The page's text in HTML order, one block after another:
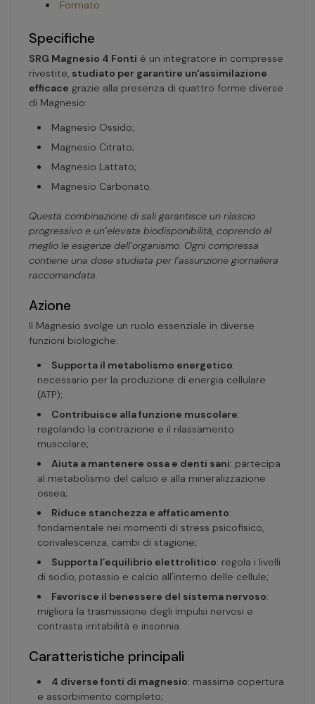
Formato
Specifiche
SRG Magnesio 4 Fonti è un integratore in compresse
rivestite, studiato per garantire un'assimilazione
efficace grazie alla presenza di quattro forme diverse
di Magnesio:
Magnesio Ossido;
Magnesio Citrato;
Magnesio Lattato;
Magnesio Carbonato.
Questa combinazione di sali garantisce un rilascio
progressivo e un’elevata biodisponibilità, coprendo al
meglio le esigenze dell’organismo. Ogni compressa
contiene una dose studiata per l’assunzione giornaliera
raccomandata.
Azione
Il Magnesio svolge un ruolo essenziale in diverse
funzioni biologiche:
Supporta il metabolismo energetico:
necessario per la produzione di energia cellulare
(ATP);
Contribuisce alla funzione muscolare:
regolando la contrazione e il rilassamento
muscolare;
Aiuta a mantenere ossa e denti sani: partecipa
al metabolismo del calcio e alla mineralizzazione
ossea;
Riduce stanchezza e affaticamento:
fondamentale nei momenti di stress psicofisico,
convalescenza, cambi di stagione;
Supporta l’equilibrio elettrolitico: regola i livelli
di sodio, potassio e calcio all'interno delle cellule;
Favorisce il benessere del sistema nervoso:
migliora la trasmissione degli impulsi nervosi e
contrasta irritabilità e insonnia.
Caratteristiche principali
4 diverse fonti di magnesio: massima copertura
e assorbimento completo;